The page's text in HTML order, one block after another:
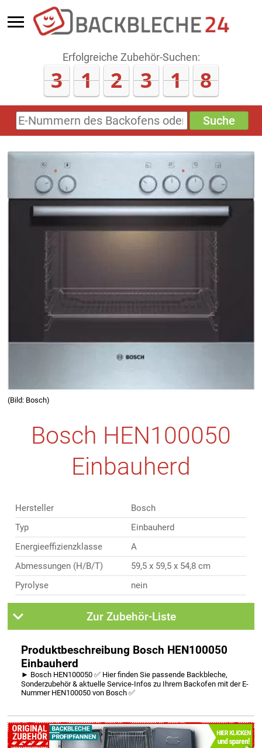
Erfolgreiche Zubehör-Suchen:
3 1 2 3 1 8
E-
Nummern
Backofens
Sonderzeichen)
Suche
(Bild: Bosch)
Bosch HEN100050
Einbauherd
Hersteller
Bosch
Typ
Einbauherd
Energieeffizienzklasse
A
Abmessungen (H/B/T)
59,5 x 59,5 x 54,8 cm
Pyrolyse
nein
Zur Zubehör-Liste
Produktbeschreibung Bosch HEN100050
Einbauherd
► Bosch HEN100050 ✅ Hier finden Sie passende Backbleche,
Sonderzubehör & aktuelle Service-Infos zu Ihrem Backofen mit der E-
Nummer HEN100050 von Bosch ✅